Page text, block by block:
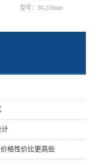
型号：30-216mm
计
格性价比更高些